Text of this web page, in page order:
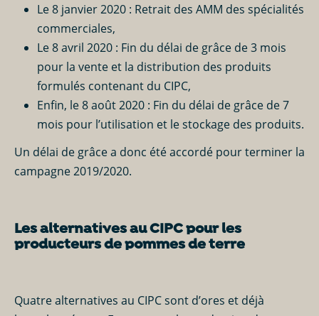
Le 8 janvier 2020 : Retrait des AMM des spécialités
commerciales,
Le 8 avril 2020 : Fin du délai de grâce de 3 mois
pour la vente et la distribution des produits
formulés contenant du CIPC,
Enfin, le 8 août 2020 : Fin du délai de grâce de 7
mois pour l’utilisation et le stockage des produits.
Un délai de grâce a donc été accordé pour terminer la
campagne 2019/2020.
Les alternatives au CIPC pour les
producteurs de pommes de terre
Quatre alternatives au CIPC sont d’ores et déjà